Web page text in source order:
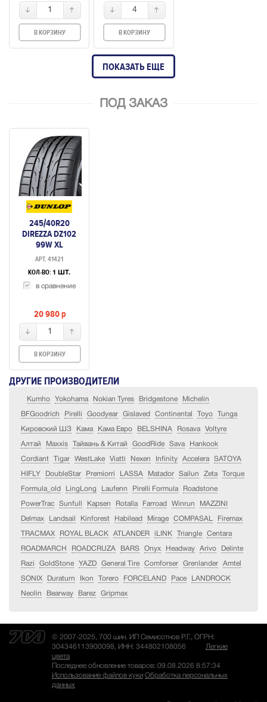
1
В КОРЗИНУ
4
В КОРЗИНУ
ПОКАЗАТЬ ЕЩЕ
ПОД ЗАКАЗ
245/40R20
DIREZZA DZ102
99W XL
АРТ. 41421
КОЛ-ВО: 1 ШТ.
в сравнение
20 980p
1
В КОРЗИНУ
ДРУГИЕ ПРОИЗВОДИТЕЛИ
Kumho Yokohama Nokian Tyres Bridgestone Michelin
BFGoodrich Pirelli Goodyear Gislaved Continental Toyo Tunga
Кировский ШЗ Кама Кама Евро BELSHINA Rosava Voltyre
Алтай Maxxis Тайвань & Китай GoodRide Sava Hankook
Cordiant Tigar WestLake Viatti Nexen Infinity Accelera SATOYA
HIFLY DoubleStar Premiorri LASSA Matador Sailun Zeta Torque
Formula_old LingLong Laufenn Pirelli Formula Roadstone
PowerTrac Sunfull Kapsen Rotalla Farroad Winrun MAZZINI
Delmax Landsail Kinforest Habilead Mirage COMPASAL Firemax
TRACMAX ROYAL BLACK ATLANDER iLINK Triangle Centara
ROADMARCH ROADCRUZA BARS Onyx Headway Arivo Delinte
Razi GoldStone YAZD General Tire Comforser Grenlander Amtel
SONIX Duraturn Ikon Torero FORCELAND Pace LANDROCK
Neolin Bearway Barez Gripmax
© 2007-2025, 700 шин. ИП Семисотнов Р.Г., ОГРН:
304346113900098, ИНН: 344802108056
Легкие
цвета
Последнее обновление товаров: 09.08.2026 8:57:34
Использование файлов куки Обработка персональных
данных